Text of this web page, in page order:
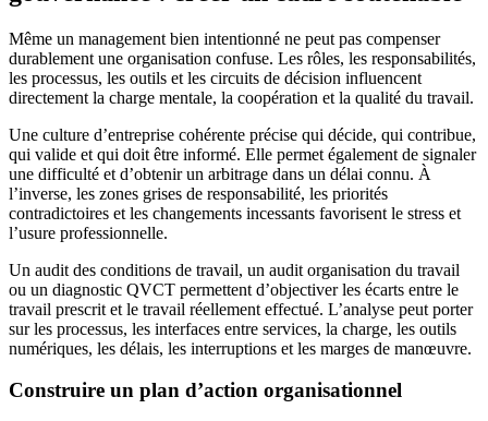
Même un management bien intentionné ne peut pas compenser
durablement une organisation confuse. Les rôles, les responsabilités,
les processus, les outils et les circuits de décision influencent
directement la charge mentale, la coopération et la qualité du travail.
Une culture d’entreprise cohérente précise qui décide, qui contribue,
qui valide et qui doit être informé. Elle permet également de signaler
une difficulté et d’obtenir un arbitrage dans un délai connu. À
l’inverse, les zones grises de responsabilité, les priorités
contradictoires et les changements incessants favorisent le stress et
l’usure professionnelle.
Un audit des conditions de travail, un audit organisation du travail
ou un diagnostic QVCT permettent d’objectiver les écarts entre le
travail prescrit et le travail réellement effectué. L’analyse peut porter
sur les processus, les interfaces entre services, la charge, les outils
numériques, les délais, les interruptions et les marges de manœuvre.
Construire un plan d’action organisationnel